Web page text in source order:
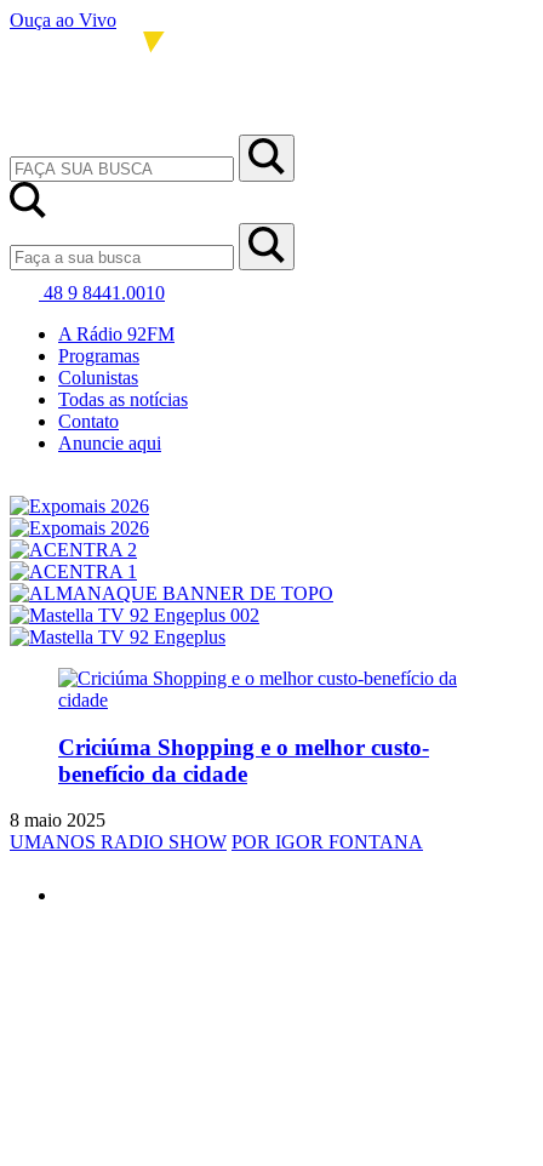
Ouça ao Vivo
48 9 8441.0010
A Rádio 92FM
Programas
Colunistas
Todas as notícias
Contato
Anuncie aqui
Criciúma Shopping e o melhor custo-
benefício da cidade
8 maio 2025
UMANOS RADIO SHOW POR IGOR FONTANA